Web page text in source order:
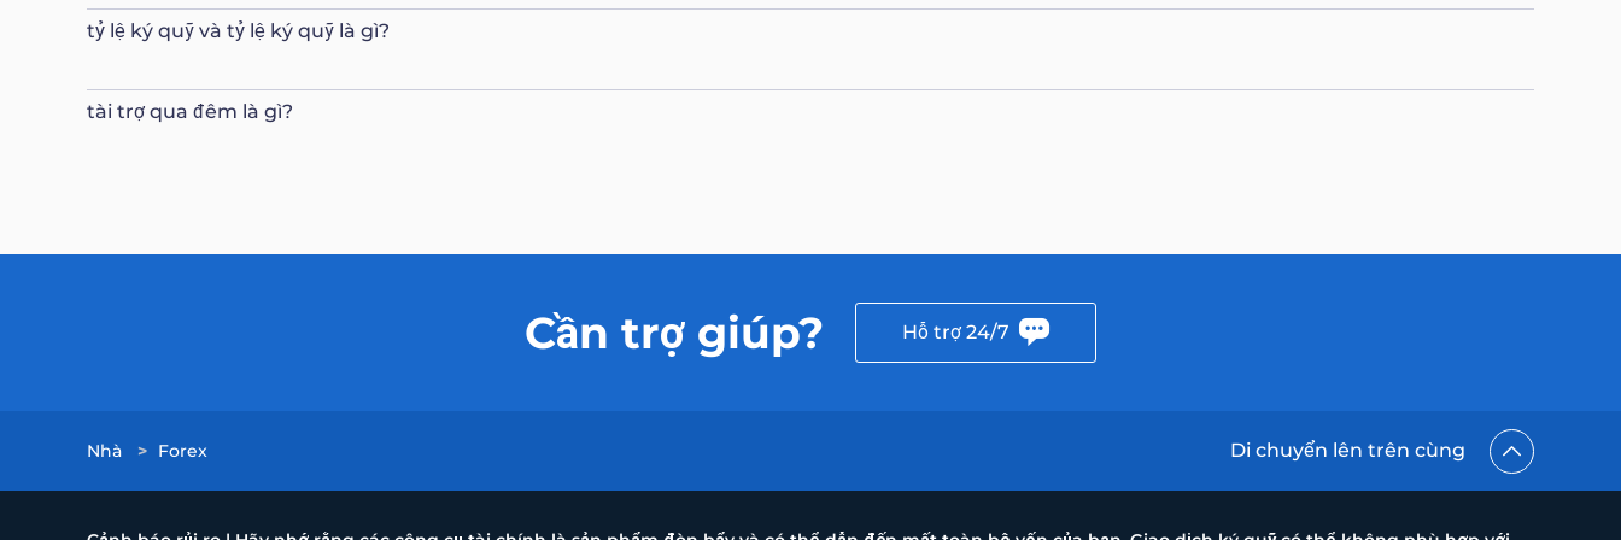
tỷ lệ ký quỹ và tỷ lệ ký quỹ là gì?
tài trợ qua đêm là gì?
Cần trợ giúp? Hỗ trợ 24/7
Nhà > Forex Di chuyển lên trên cùng